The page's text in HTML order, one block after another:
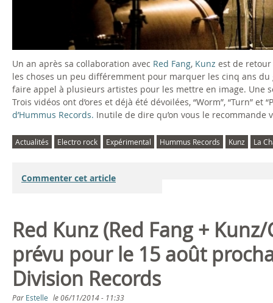
Un an après sa collaboration avec Red Fang, Kunz est de retour
les choses un peu différemment pour marquer les cinq ans
faire appel à plusieurs artistes pour les mettre en image. Une
Trois vidéos ont d’ores et déjà été dévoilées, “Worm”, “Turn”
d’Hummus Records. Inutile de dire qu’on vous le recommande
Actualités Electro rock Expérimental Hummus Records Kunz La
Commenter cet article
Red Kunz (Red Fang +
prévu pour le 15 août
Division Records
Par Estelle le06/11/2014 - 11:33